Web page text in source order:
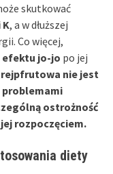
skutkować
, a w dłuższej
Co więcej,
efektu jo-jo po jej
nie jest
problemami
ostrożność
rozpoczęciem.
diety